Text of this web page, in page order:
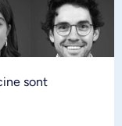
sont